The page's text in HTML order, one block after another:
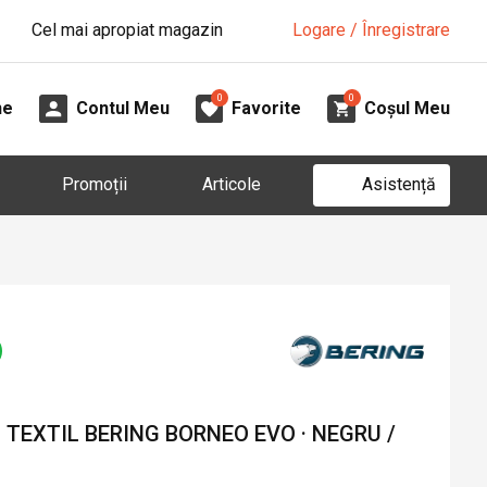
Cel mai apropiat magazin Logare / Înregistrare
Contul Meu
0
Favorite
0
Coșul Meu
Promoții Articole Asistență
BERING BORNEO EVO · NEGRU /